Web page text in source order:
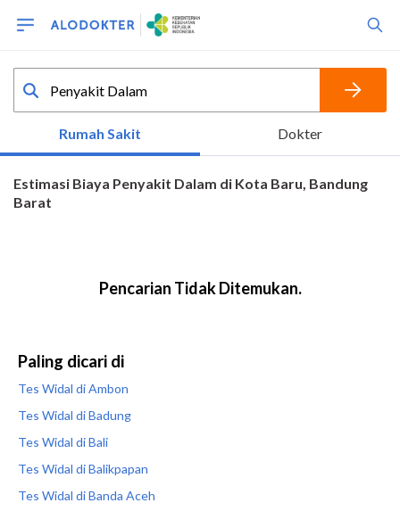
Paling dicari di
Tes Widal di Ambon
Tes Widal di Badung
Tes Widal di Bali
Tes Widal di Balikpapan
Tes Widal di Banda Aceh